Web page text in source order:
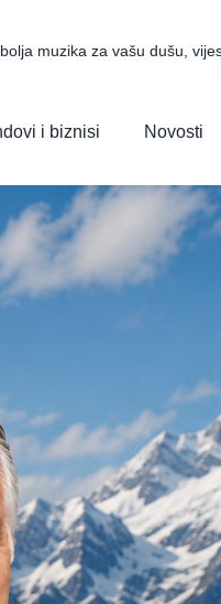
muzika za vašu dušu,
i biznisi Novosti